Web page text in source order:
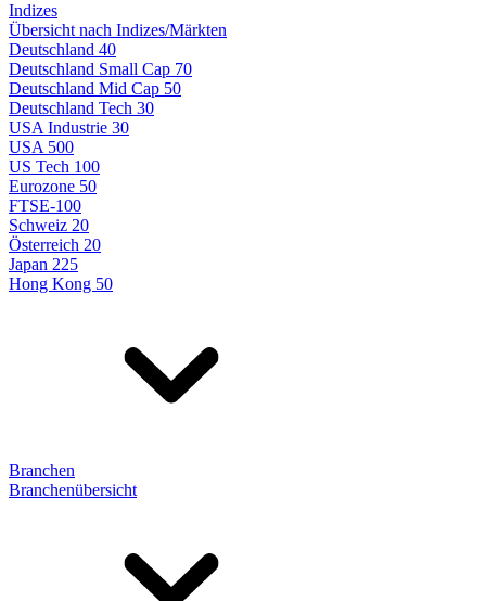
Indizes
Übersicht nach Indizes/Märkten
Deutschland 40
Deutschland Small Cap 70
Deutschland Mid Cap 50
Deutschland Tech 30
USA Industrie 30
USA 500
US Tech 100
Eurozone 50
FTSE-100
Schweiz 20
Österreich 20
Japan 225
Hong Kong 50
Branchen
Branchenübersicht